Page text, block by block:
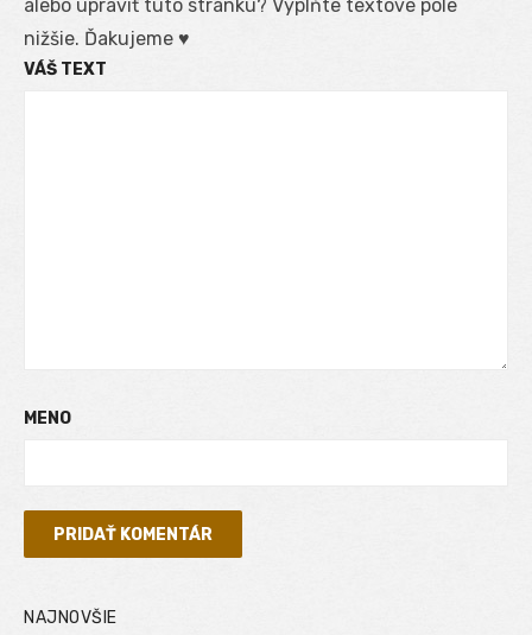
alebo upraviť túto stránku? Vyplňte textové pole
nižšie. Ďakujeme ♥
VÁŠ TEXT
MENO
NAJNOVŠIE